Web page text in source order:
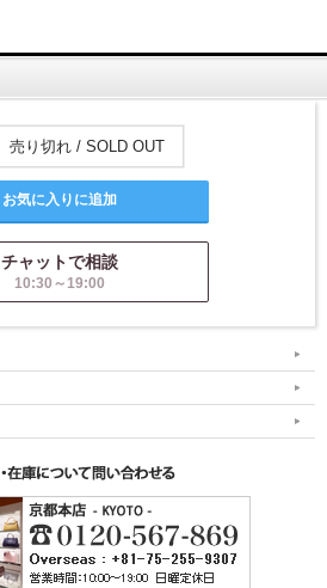
売り切れ / SOLD OUT
チャットで相談
10:30～19:00